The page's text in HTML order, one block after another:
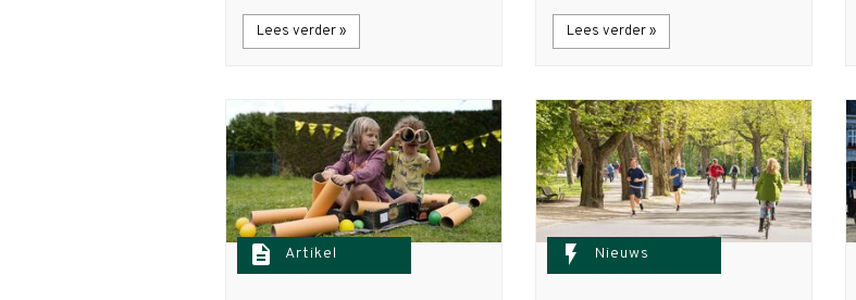
Lees verder » Lees verder »
description Artikel flash_on Nieuws